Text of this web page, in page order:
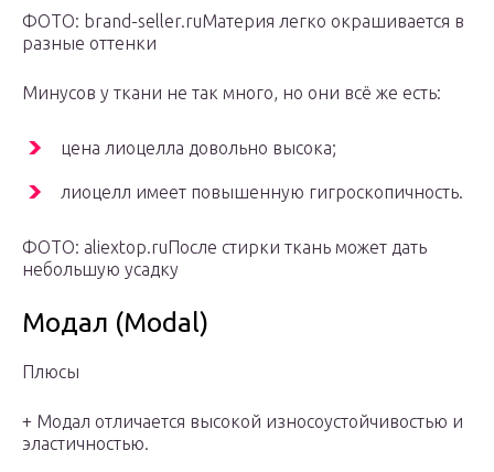
ФОТО: brand-seller.ruМатерия легко окрашивается в
разные оттенки
Минусов у ткани не так много, но они всё же есть:
цена лиоцелла довольно высока;
лиоцелл имеет повышенную гигроскопичность.
ФОТО: aliextop.ruПосле стирки ткань может дать
небольшую усадку
Модал (Modal)
Плюсы
+ Модал отличается высокой износоустойчивостью и
эластичностью.